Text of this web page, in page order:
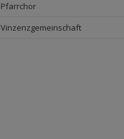
Pfarrchor
Vinzenzgemeinschaft